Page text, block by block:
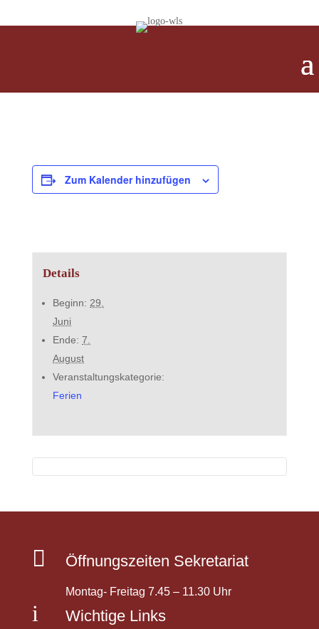
Zum Kalender hinzufügen
Details
Beginn: 29.
Juni
Ende: 7.
August
Veranstaltungskategorie:
Ferien
 Öffnungszeiten Sekretariat
Montag- Freitag 7.45 – 11.30 Uhr
i Wichtige Links